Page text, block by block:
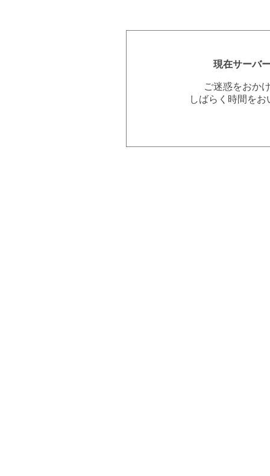
現在サーバ
ご迷惑をおか
しばらく時間を